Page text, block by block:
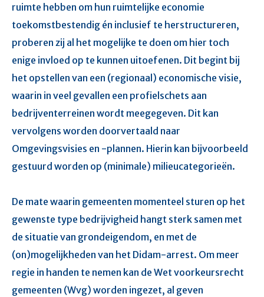
ruimte hebben om hun ruimtelijke economie
toekomstbestendig én inclusief te herstructureren,
proberen zij al het mogelijke te doen om hier toch
enige invloed op te kunnen uitoefenen. Dit begint bij
het opstellen van een (regionaal) economische visie,
waarin in veel gevallen een profielschets aan
bedrijventerreinen wordt meegegeven. Dit kan
vervolgens worden doorvertaald naar
Omgevingsvisies en -plannen. Hierin kan bijvoorbeeld
gestuurd worden op (minimale) milieucategorieën.
De mate waarin gemeenten momenteel sturen op het
gewenste type bedrijvigheid hangt sterk samen met
de situatie van grondeigendom, en met de
(on)mogelijkheden van het Didam-arrest. Om meer
regie in handen te nemen kan de Wet voorkeursrecht
gemeenten (Wvg) worden ingezet, al geven